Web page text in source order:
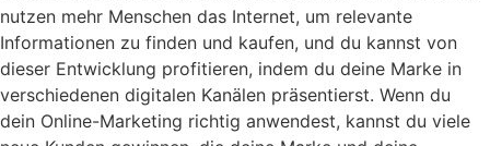
nutzen mehr Menschen das Internet, um relevante
Informationen zu finden und kaufen, und du kannst von
dieser Entwicklung profitieren, indem du deine Marke in
verschiedenen digitalen Kanälen präsentierst. Wenn du
dein Online-Marketing richtig anwendest, kannst du viele